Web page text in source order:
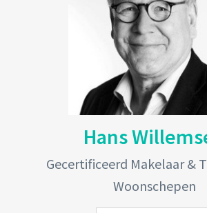
Hans
Gecertificeerd Makelaar &
Woonschepen